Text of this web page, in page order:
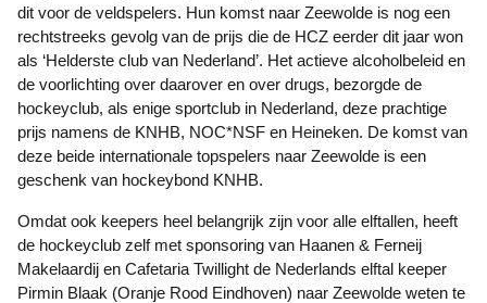
dit voor de veldspelers. Hun komst naar Zeewolde is nog een
rechtstreeks gevolg van de prijs die de HCZ eerder dit jaar won
als ‘Helderste club van Nederland’. Het actieve alcoholbeleid en
de voorlichting over daarover en over drugs, bezorgde de
hockeyclub, als enige sportclub in Nederland, deze prachtige
prijs namens de KNHB, NOC*NSF en Heineken. De komst van
deze beide internationale topspelers naar Zeewolde is een
geschenk van hockeybond KNHB.
Omdat ook keepers heel belangrijk zijn voor alle elftallen, heeft
de hockeyclub zelf met sponsoring van Haanen & Ferneij
Makelaardij en Cafetaria Twillight de Nederlands elftal keeper
Pirmin Blaak (Oranje Rood Eindhoven) naar Zeewolde weten te